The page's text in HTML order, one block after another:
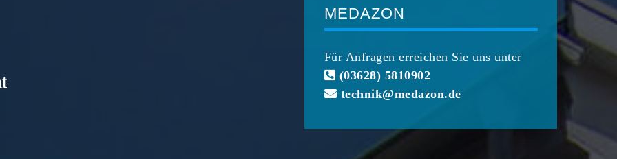
MEDAZON
Für Anfragen erreichen Sie uns unter
(03628) 5810902
technik@medazon.de